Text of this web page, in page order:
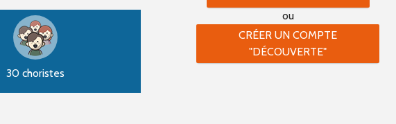
30 choristes
ou
CRÉER UN COMPTE
"DÉCOUVERTE"